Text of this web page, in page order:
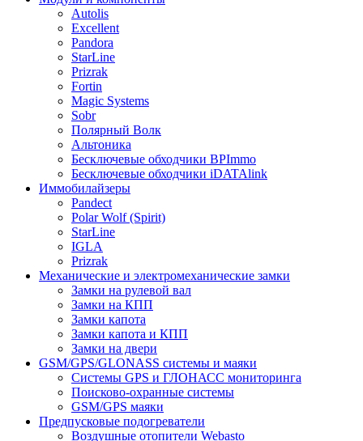
Autolis
Excellent
Pandora
StarLine
Prizrak
Fortin
Magic Systems
Sobr
Полярный Волк
Альтоника
Бесключевые обходчики BPImmo
Бесключевые обходчики iDATAlink
Иммобилайзеры
Pandect
Polar Wolf (Spirit)
StarLine
IGLA
Prizrak
Механические и электромеханические замки
Замки на рулевой вал
Замки на КПП
Замки капота
Замки капота и КПП
Замки на двери
GSM/GPS/GLONASS системы и маяки
Системы GPS и ГЛОНАСС мониторинга
Поисково-охранные системы
GSM/GPS маяки
Предпусковые подогреватели
Воздушные отопители Webasto